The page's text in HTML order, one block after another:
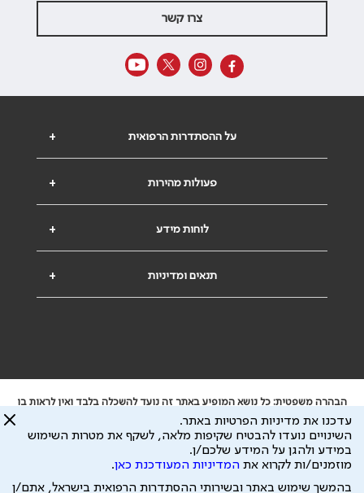
צרו קשר
+ על ההסתדרות הרפואית
+ פעולות מהירות
+ לוחות מידע
+ תנאים ומדיניות
הבהרה משפטית: כל נושא המופיע באתר זה נועד להשכלה בלבד ואין לראות בו
ייעוץ רפואי או משפטי. אין הר"י אחראית לתוכן המתפרסם באתר זה ולכל נזק
שעלול להיגרם.
ידוע לי שהר"י אוספת ושומרת מידע אישי לצורך מתן השרות וכי חלק ממנו עשוי
להיות מועבר לצדדים שלישיים, הכל בכפוף למדיניות הפרטיות
עדכנו את מדיניות הפרטיות באתר.
השינויים נועדו להבטיח שקיפות מלאה, לשקף את מטרות השימוש
במידע ולהגן על המידע שלכם/ן.
מוזמנים/ות לקרוא את המדיניות המעודכנת כאן.
בהמשך שימוש באתר ובשירותי ההסתדרות הרפואית בישראל, אתם/ן